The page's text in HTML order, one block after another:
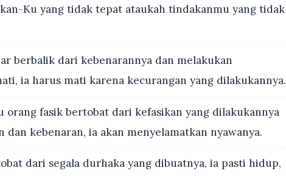
Ku yang tidak tepat ataukah tindakanmu yang tidak
berbalik dari kebenarannya dan melakukan
ia harus mati karena kecurangan yang dilakukannya.
orang fasik bertobat dari kefasikan yang dilakukannya
dan kebenaran, ia akan menyelamatkan nyawanya.
dari segala durhaka yang dibuatnya, ia pasti hidup,